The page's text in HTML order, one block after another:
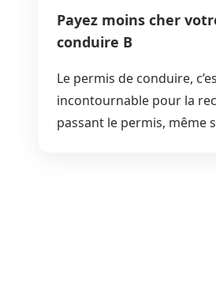
Payez moins cher
conduire B
Le permis de conduire,
incontournable pour la
passant le permis, même